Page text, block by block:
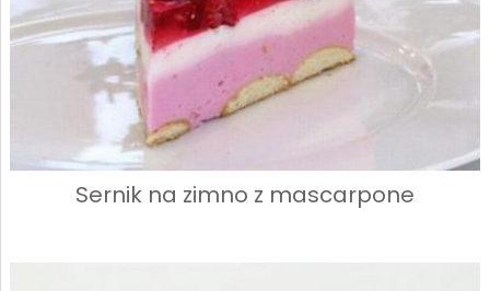
Sernik na zimno z mascarpone